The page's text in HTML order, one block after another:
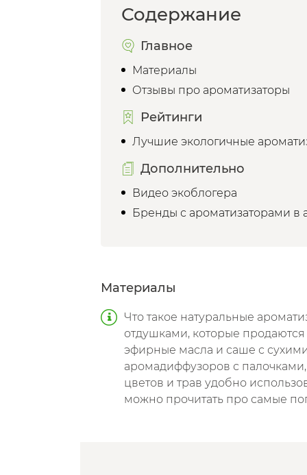
Содержание
Главное
Материалы
Отзывы про ароматизаторы
Рейтинги
Лучшие экологичные
Дополнительно
Видео экоблогера
Бренды с ароматизаторами в
Материалы
Что такое натуральные
отдушками, которые
эфирные масла и саше с
аромадиффузоров с
цветов и трав удобно
можно прочитать про самые